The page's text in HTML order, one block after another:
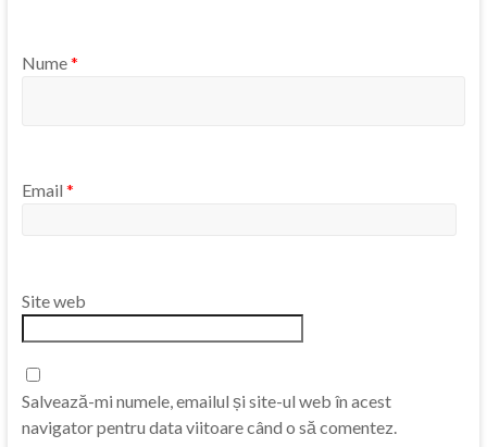
Nume*
Email *
Site web
Salvează-mi numele, emailul și site-ul web în acest
navigator pentru data viitoare când o să comentez.